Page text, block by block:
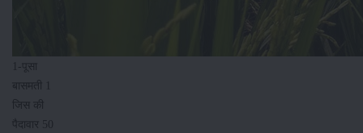
1-पूसा
बासमती 1
जिस की
पैदावार 50